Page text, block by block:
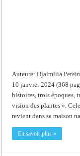
Auteure: Djaimilia
10 janvier 2024 (368
histoires, trois époques,
vision des plantes »,
revient dans sa maison
En savoir plus »